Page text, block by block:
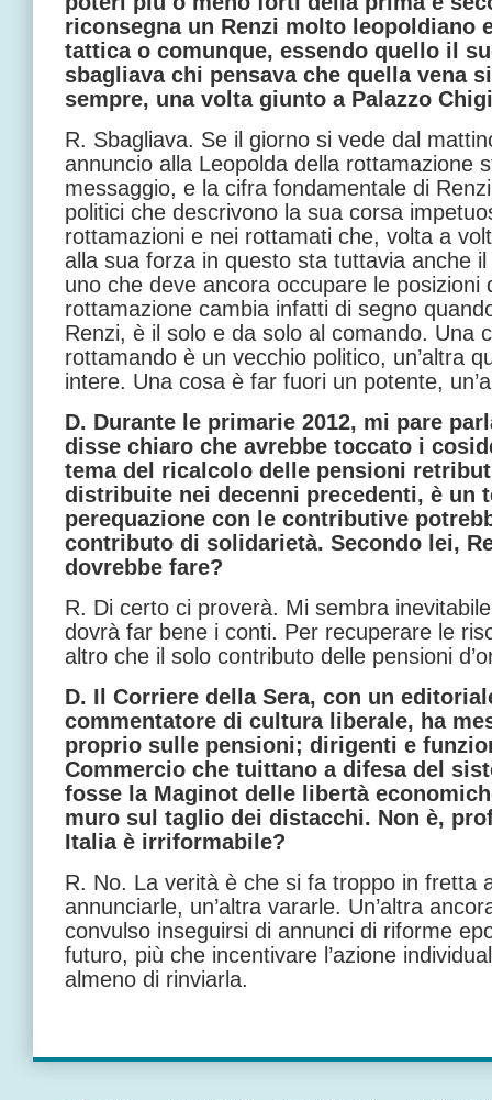
riconsegna un Renzi molto leopoldiano
tattica o comunque, essendo quello il
sbagliava chi pensava che quella vena
sempre, una volta giunto a Palazzo
R. Sbagliava. Se il giorno si vede dal
annuncio alla Leopolda della rottamazione
messaggio, e la cifra fondamentale di
politici che descrivono la sua corsa
rottamazioni e nei rottamati che, volta a
alla sua forza in questo sta tuttavia anche
uno che deve ancora occupare le posizioni
rottamazione cambia infatti di segno
Renzi, è il solo e da solo al comando. Una
rottamando è un vecchio politico, un’altra
intere. Una cosa è far fuori un potente,
D. Durante le primarie 2012, mi pare
disse chiaro che avrebbe toccato i
tema del ricalcolo delle pensioni
distribuite nei decenni precedenti, è un
perequazione con le contributive
contributo di solidarietà. Secondo lei,
dovrebbe fare?
R. Di certo ci proverà. Mi sembra
dovrà far bene i conti. Per recuperare le
altro che il solo contributo delle pensioni
D. Il Corriere della Sera, con un
commentatore di cultura liberale, ha
proprio sulle pensioni; dirigenti e
Commercio che tuittano a difesa del
fosse la Maginot delle libertà
muro sul taglio dei distacchi. Non è,
Italia è irriformabile?
R. No. La verità è che si fa troppo in fretta
annunciarle, un’altra vararle. Un’altra
convulso inseguirsi di annunci di riforme
futuro, più che incentivare l’azione
almeno di rinviarla.